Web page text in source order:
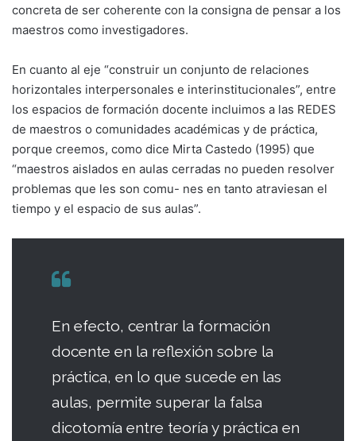
concreta de ser coherente con la consigna de pensar a los
maestros como investigadores.
En cuanto al eje “construir un conjunto de relaciones
horizontales interpersonales e interinstitucionales”, entre
los espacios de formación docente incluimos a las REDES
de maestros o comunidades académicas y de práctica,
porque creemos, como dice Mirta Castedo (1995) que
“maestros aislados en aulas cerradas no pueden resolver
problemas que les son comu- nes en tanto atraviesan el
tiempo y el espacio de sus aulas”.
En efecto, centrar la formación
docente en la reflexión sobre la
práctica, en lo que sucede en las
aulas, permite superar la falsa
dicotomía entre teoría y práctica en